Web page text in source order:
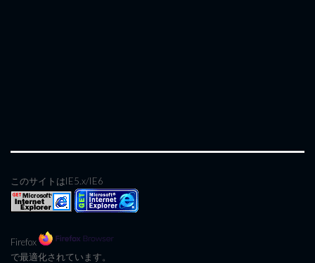
このサイトはIE5.x/IE6
Firefox
で最適化されています。